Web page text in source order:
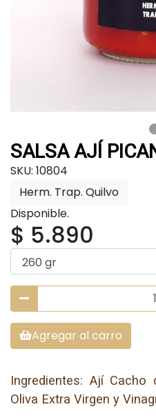
SALSA AJÍ
SKU: 10804
Herm. Trap. Quilvo
Disponible.
$ 5.890
Agregar al carro
Ingredientes: Ají Cacho
Oliva Extra Virgen y